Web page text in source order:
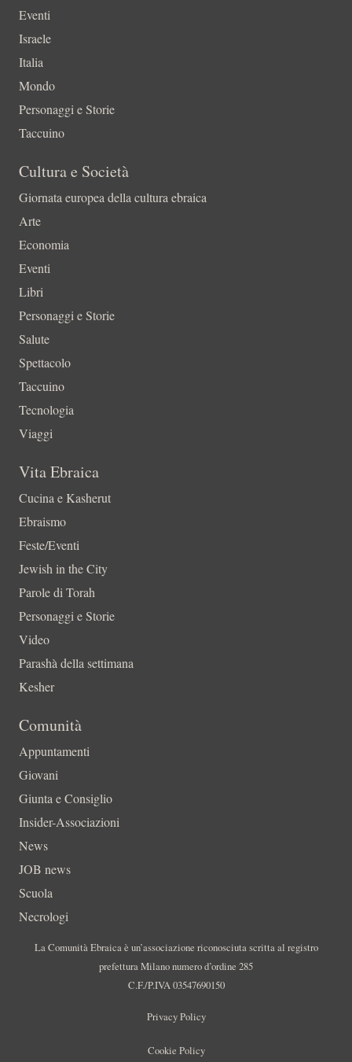
Eventi
Israele
Italia
Mondo
Personaggi e Storie
Taccuino
Cultura e Società
Giornata europea della cultura ebraica
Arte
Economia
Eventi
Libri
Personaggi e Storie
Salute
Spettacolo
Taccuino
Tecnologia
Viaggi
Vita Ebraica
Cucina e Kasherut
Ebraismo
Feste/Eventi
Jewish in the City
Parole di Torah
Personaggi e Storie
Video
Parashà della settimana
Kesher
Comunità
Appuntamenti
Giovani
Giunta e Consiglio
Insider-Associazioni
News
JOB news
Scuola
Necrologi
La Comunità Ebraica è un’associazione riconosciuta scritta al registro
prefettura Milano numero d’ordine 285
C.F./P.IVA 03547690150
Privacy Policy
Cookie Policy